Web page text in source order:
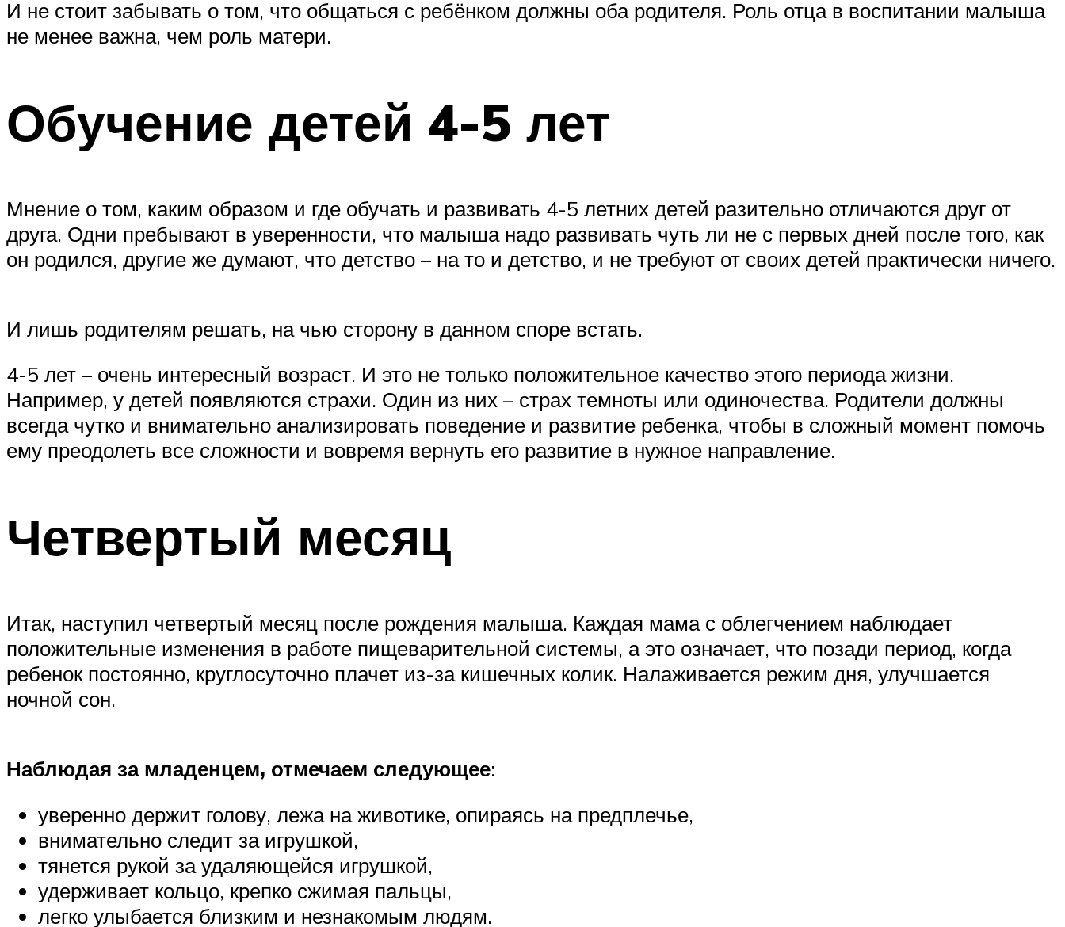
И не стоит забывать о том, что общаться с ребёнком должны оба родителя. Роль отца в воспитании малыша
не менее важна, чем роль матери.
Обучение детей 4-5 лет
Мнение о том, каким образом и где обучать и развивать 4-5 летних детей разительно отличаются друг от
друга. Одни пребывают в уверенности, что малыша надо развивать чуть ли не с первых дней после того, как
он родился, другие же думают, что детство – на то и детство, и не требуют от своих детей практически ничего.
И лишь родителям решать, на чью сторону в данном споре встать.
4-5 лет – очень интересный возраст. И это не только положительное качество этого периода жизни.
Например, у детей появляются страхи. Один из них – страх темноты или одиночества. Родители должны
всегда чутко и внимательно анализировать поведение и развитие ребенка, чтобы в сложный момент помочь
ему преодолеть все сложности и вовремя вернуть его развитие в нужное направление.
Четвертый месяц
Итак, наступил четвертый месяц после рождения малыша. Каждая мама с облегчением наблюдает
положительные изменения в работе пищеварительной системы, а это означает, что позади период, когда
ребенок постоянно, круглосуточно плачет из-за кишечных колик. Налаживается режим дня, улучшается
ночной сон.
Наблюдая за младенцем, отмечаем следующее:
уверенно держит голову, лежа на животике, опираясь на предплечье,
внимательно следит за игрушкой,
тянется рукой за удаляющейся игрушкой,
удерживает кольцо, крепко сжимая пальцы,
легко улыбается близким и незнакомым людям.